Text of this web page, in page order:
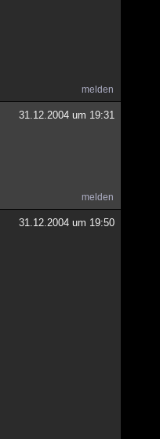
melden
31.12.2004 um 19:31
melden
31.12.2004 um 19:50